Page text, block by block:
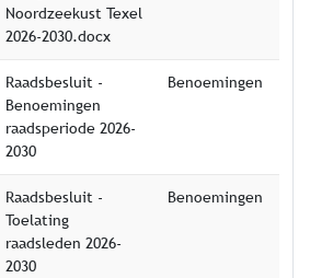
Noordzeekust Texel
2026-2030.docx
Raadsbesluit -
Benoemingen
raadsperiode 2026-
2030
Benoemingen
Raadsbesluit -
Toelating
raadsleden 2026-
2030
Benoemingen